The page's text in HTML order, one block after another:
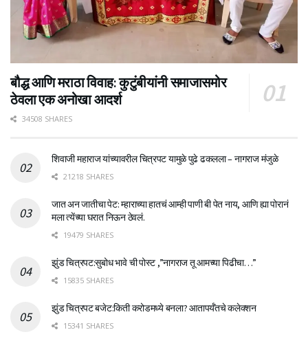
बौद्ध आणि मराठा विवाह: कुटुंबीयांनी समाजासमोर
ठेवला एक अनोखा आदर्श
34508 SHARES
शिवाजी महाराज यांच्यावरील चित्रपट यामुळे पुढे ढकलला – नागराज मंजुळे
21218 SHARES
जात अन जातीचा पेट: म्हाराच्या हातचं आम्ही पाणी बी पेत नाय, आणि ह्या पोरानं
मला त्येंच्या घरात निऊन ठेवलं.
19479 SHARES
झुंड चित्रपट:सुबोध भावे ची पोस्ट ,”नागराज तू आमच्या पिढीचा…”
15835 SHARES
झुंड चित्रपट बजेट:किती करोडमध्ये बनला? आतापर्यँतचे कलेक्शन
15341 SHARES